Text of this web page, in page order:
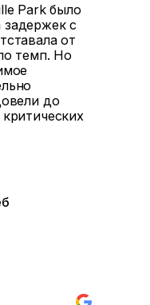
Park было
с
от
темп. Но
до